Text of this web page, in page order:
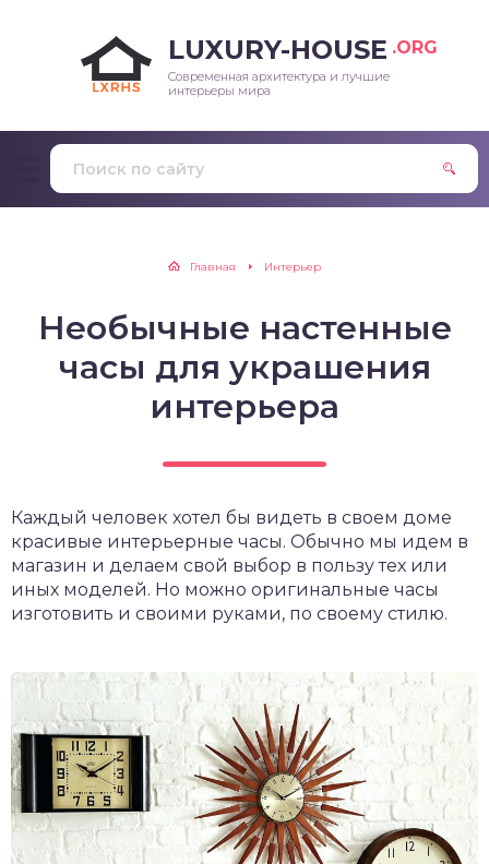
LUXURY-HOUSE .ORG
Современная архитектура и лучшие
интерьеры мира
Главная Интерьер
Необычные настенные
часы для украшения
интерьера
Каждый человек хотел бы видеть в своем доме
красивые интерьерные часы. Обычно мы идем в
магазин и делаем свой выбор в пользу тех или
иных моделей. Но можно оригинальные часы
изготовить и своими руками, по своему стилю.